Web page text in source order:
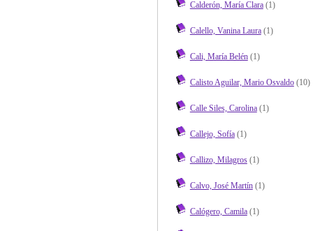
Calderón, María Clara(1)
Calello, Vanina Laura(1)
Cali, María Belén(1)
Calisto Aguilar, Mario Osvaldo(10)
Calle Siles, Carolina(1)
Callejo, Sofía(1)
Callizo, Milagros(1)
Calvo, José Martín(1)
Calógero, Camila(1)